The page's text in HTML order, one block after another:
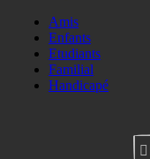
Amis
Enfants
Etudiants
Familial
Handicapé